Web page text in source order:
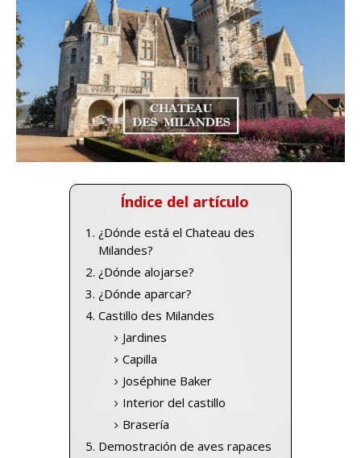
Índice del artículo
¿Dónde está el Chateau des
Milandes?
¿Dónde alojarse?
¿Dónde aparcar?
Castillo des Milandes
Jardines
Capilla
Joséphine Baker
Interior del castillo
Brasería
Demostración de aves rapaces